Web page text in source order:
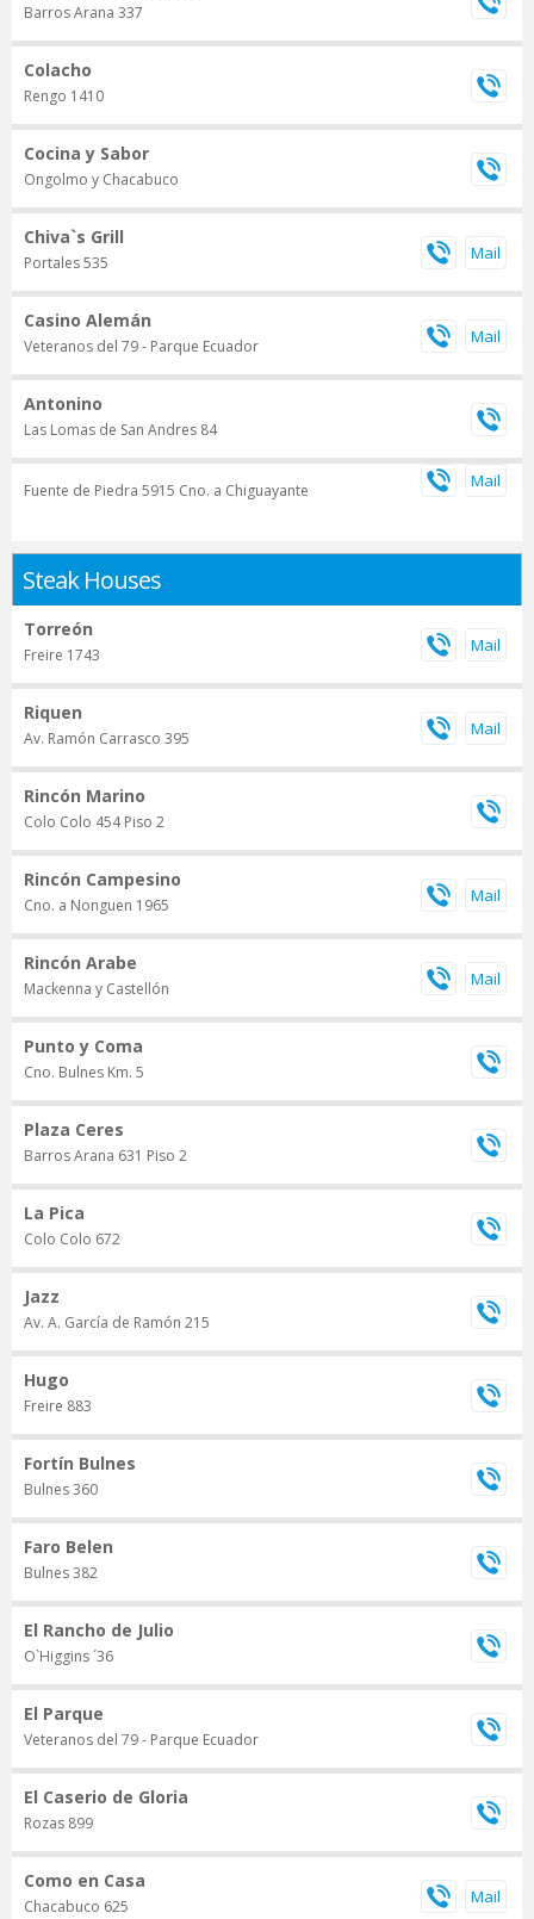
Barros Arana 337
Colacho
Rengo 1410
Cocina y Sabor
Ongolmo y Chacabuco
Chiva`s Grill
Portales 535
Casino Alemán
Veteranos del 79 - Parque Ecuador
Antonino
Las Lomas de San Andres 84
Fuente de Piedra 5915 Cno. a Chiguayante
Steak Houses
Torreón
Freire 1743
Riquen
Av. Ramón Carrasco 395
Rincón Marino
Colo Colo 454 Piso 2
Rincón Campesino
Cno. a Nonguen 1965
Rincón Arabe
Mackenna y Castellón
Punto y Coma
Cno. Bulnes Km. 5
Plaza Ceres
Barros Arana 631 Piso 2
La Pica
Colo Colo 672
Jazz
Av. A. García de Ramón 215
Hugo
Freire 883
Fortín Bulnes
Bulnes 360
Faro Belen
Bulnes 382
El Rancho de Julio
O`Higgins ´36
El Parque
Veteranos del 79 - Parque Ecuador
El Caserio de Gloria
Rozas 899
Como en Casa
Chacabuco 625